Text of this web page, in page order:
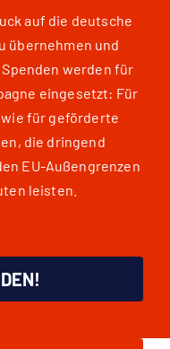
auf die deutsche
übernehmen und
werden für
eingesetzt: Für
für geförderte
die dringend
EU-Außengrenzen
leisten.